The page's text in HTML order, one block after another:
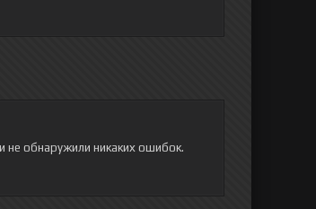
не обнаружили никаких ошибок.